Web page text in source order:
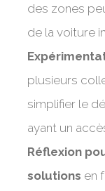
des zones
de la voiture
plusieurs
simplifier le
ayant un
Réflexion
solutions en